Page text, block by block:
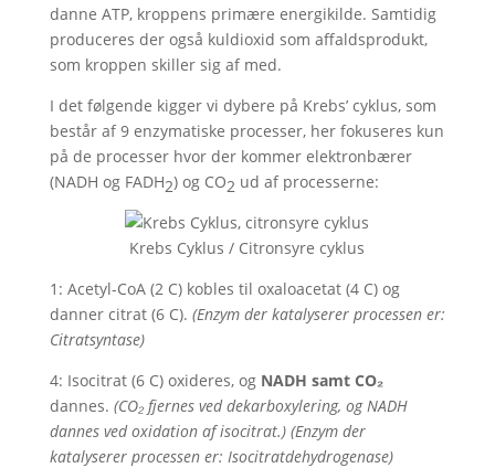
danne ATP, kroppens primære energikilde. Samtidig
produceres der også kuldioxid som affaldsprodukt,
som kroppen skiller sig af med.
I det følgende kigger vi dybere på Krebs’ cyklus, som
består af 9 enzymatiske processer, her fokuseres kun
på de processer hvor der kommer elektronbærer
(NADH og FADH2) og CO2 ud af processerne:
Krebs Cyklus / Citronsyre cyklus
1: Acetyl-CoA (2 C) kobles til oxaloacetat (4 C) og
danner citrat (6 C). (Enzym der katalyserer processen er:
Citratsyntase)
4: Isocitrat (6 C) oxideres, og NADH samt CO₂
dannes. (CO₂ fjernes ved dekarboxylering, og NADH
dannes ved oxidation af isocitrat.) (Enzym der
katalyserer processen er: Isocitratdehydrogenase)